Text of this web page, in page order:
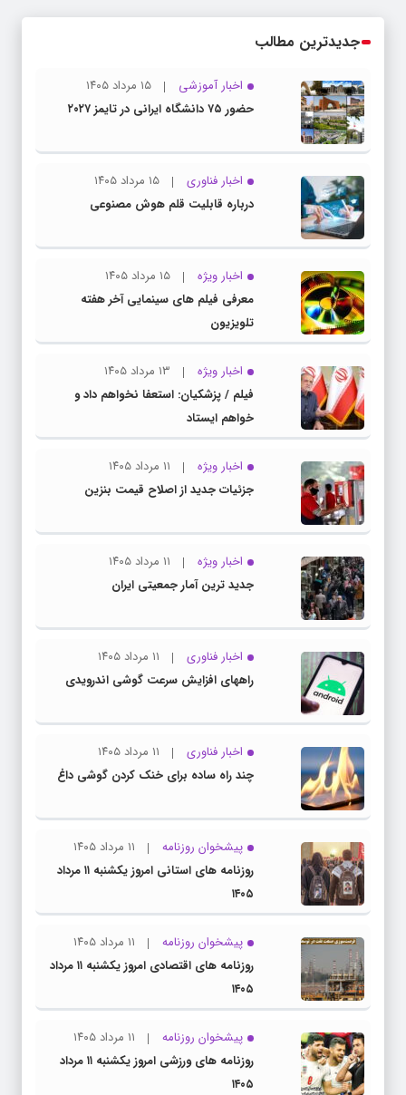
جدیدترین مطالب
اخبار آموزشی
۱۵ مرداد ۱۴۰۵
حضور ۷۵ دانشگاه ایرانی در تایمز ۲۰۲۷
اخبار فناوری
۱۵ مرداد ۱۴۰۵
درباره قابلیت قلم هوش مصنوعی
اخبار ویژه
۱۵ مرداد ۱۴۰۵
معرفی فیلم های سینمایی آخر هفته
تلویزیون
اخبار ویژه
۱۳ مرداد ۱۴۰۵
فیلم / پزشکیان: استعفا نخواهم داد و
خواهم ایستاد
اخبار ویژه
۱۱ مرداد ۱۴۰۵
جزئیات جدید از اصلاح قیمت بنزین
اخبار ویژه
۱۱ مرداد ۱۴۰۵
جدید ترین آمار جمعیتی ایران
اخبار فناوری
۱۱ مرداد ۱۴۰۵
راههای افزایش سرعت گوشی اندرویدی
اخبار فناوری
۱۱ مرداد ۱۴۰۵
چند راه‌ ساده برای خنک کردن گوشی داغ
پیشخوان روزنامه
۱۱ مرداد ۱۴۰۵
روزنامه های استانی امروز یکشنبه ۱۱ مرداد
۱۴۰۵
پیشخوان روزنامه
۱۱ مرداد ۱۴۰۵
روزنامه های اقتصادی امروز یکشنبه ۱۱ مرداد
۱۴۰۵
پیشخوان روزنامه
۱۱ مرداد ۱۴۰۵
روزنامه های ورزشی امروز یکشنبه ۱۱ مرداد
۱۴۰۵